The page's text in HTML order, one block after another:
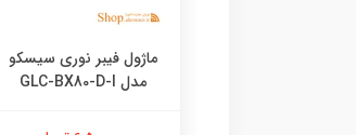
ماژول فیبر نوری سیسکو
مدل GLC-BX80-D-I